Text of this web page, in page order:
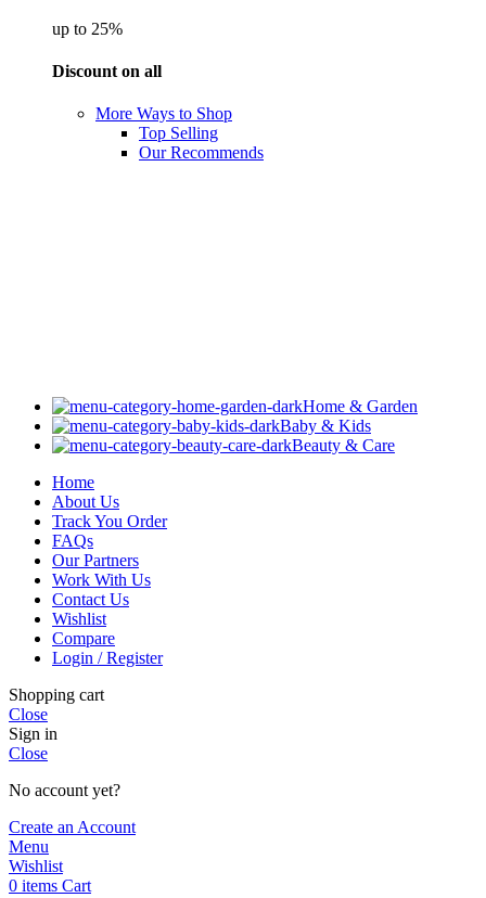
up to 25%
Discount on all
More Ways to Shop
Top Selling
Our Recommends
Home & Garden
Baby & Kids
Beauty & Care
Home
About Us
Track You Order
FAQs
Our Partners
Work With Us
Contact Us
Wishlist
Compare
Login / Register
Shopping cart
Close
Sign in
Close
No account yet?
Create an Account
Menu
Wishlist
0 items Cart